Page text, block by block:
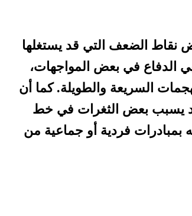
نقاط الضعف التي قد يستغلها
الدفاع في بعض المواجهات،
السريعة والطويلة. كما أن
قد يسبب بعض الثغرات في خط
بمبادرات فردية أو جماعية من